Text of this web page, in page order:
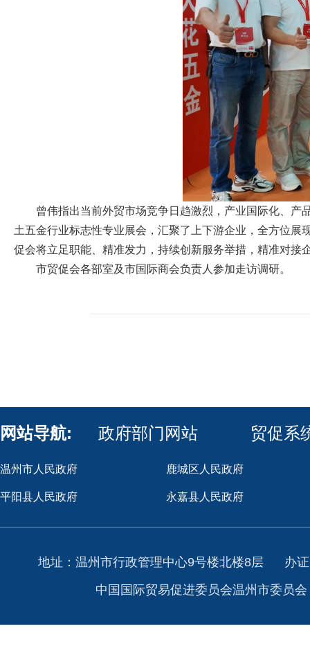
曾伟指出当前外贸市场竞争日趋激烈，产业国际化、
土五金行业标志性专业展会，汇聚了上下游企业，全方位
促会将立足职能、精准发力，持续创新服务举措，精准对
市贸促会各部室及市国际商会负责人参加走访调研。
网站导航: 政府部门网站 贸促系
温州市人民政府 鹿城区人民政府
平阳县人民政府 永嘉县人民政府
地址：温州市行政管理中心9号楼北楼8层
办
中国国际贸易促进委员会温州市委员